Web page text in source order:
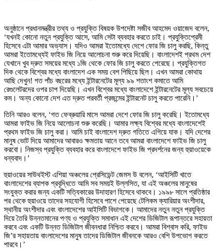
অনুষ্ঠানে প্রধানমন্ত্রীর তথ্য ও প্রযুক্তি বিষয়ক উপদেষ্টা সজীব আহমেদ ওয়াজেদ বলেন,
‘যখনই কোনো নতুন প্রযুক্তি আসে, আমি সেটা ব্যবহার করতে চাই। প্রযুক্তিপ্রেমী
হিসেবে এটা আমার অভ্যাস। যদিও আমরা ইতোমধ্যে দেশে ফোর জি চালু করছি, কিন্তু
আমরা ইতোমধ্যেই ফাইভ জি নিয়ে আলোচনা শুরু করে দিয়েছি। বাংলাদেশই প্রথম দেশ
যেখানে খুব দ্রুত সময়ের মধ্যে ১জি থেকে ফোর জি চালু করতে পেরেছে। প্রযুক্তিগত
দিক থেকে বিশ্বের মধ্যে বাংলাদেশ এক সময় বেশ পিছিয়ে ছিল। এখন আমরা কোথায়
আছি দেখুন! গত পাঁচ বছরের মধ্যে ইন্টারনেটের মূল্য ৯৯ শতাংশ কমাতে আমি
রেগুলেটরদের ওপর চাপ দিয়েছি। এখন বিশ্বের মধ্যে বাংলাদেশে ইন্টারনেটের মূল্য সবচেয়ে
কম। অন্য কোনো দেশ এত দ্রুত পরবর্তী প্রজন্মের ইন্টারনেট চালু করতে পারেনি।’
তিনি আরও বলেন, ‘গত ফেব্রুয়ারি মাসে আমরা দেশে ফোর জি চালু করেছি। ইতোমধ্যে
আমরা ফাইভ জি নিয়ে আলোচনা শুরু করেছি। আমার লক্ষ্য বিশ্বের মধ্যে বাংলাদেশেই
প্রথম ফাইভ জি চালু করা। আমি চাই বাংলাদেশ দ্রুত গতিতে এগিয়ে যাক। যদি দেশের
মানুষ ভোট দিয়ে আমাদের আবারও ক্ষমতায় আনে তবে আমরা বাংলাদেশে ফাইভ জি চালু
করবো। নিজস্ব প্রযুক্তি ব্যবহার করে বাংলাদেশে ফাইভ জি প্রদর্শনের জন্য হুয়াওয়েকে
ধন্যবাদ।’
হুয়াওয়ের সাউথইস্ট এশিয়া অঞ্চলের প্রেসিডেন্ট জেমস উ বলেন, ‘আইসিটি খাতে
বাংলাদেশের ব্যাপক প্রবৃদ্ধিতে আমি সব সময়ই উল্লসিত, যা এই অঞ্চলের মানুষের
সংযুক্ত করার জন্য একটি সত্যিকারের উদাহারণ হিসেবে থাকবে। ১৯৯৮ সালে প্রতিষ্ঠার
পর থেকে হুয়াওয়ে তাদের সহযোগী হিসেবে পাশে পেয়েছে টেলিকম ক্যারিয়ার অংশীদার,
স্থানীয় অংশীদার এবং বাংলাদেশের আইসিটি বিভাগকে। আমাদের নতুন নতুন প্রযুক্তি
দিয়ে তৈরি উন্নতমানের পণ্য ও প্রযুক্তি সমাধান এই দেশের ডিজিটাল রূপান্তরে সহায়তা
করবে এবং একটি উন্নত ডিজিটাল জীবনধারা নিশ্চিত করবে। আমরা বিশ্বাস করি, ফাইভ
জি’র সহায়তায় বাংলাদেশের মানুষ তাদের ডিজিটাল জীবনকে আরও বেশি উপভোগ করতে
পারবে।’